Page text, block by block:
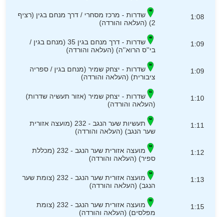
1:08
שדרות - מרכז מסחרי / דרך מנחם בגין (רציף
2) (העלאה והורדה)
1:09
שדרות - דרך מנחם בגין 35 (מנחם בגין /
בי''ס הרוא''ה) (העלאה והורדה)
1:09
שדרות - יצחק שמיר (מנחם בגין / ספריה
ציבורית) (העלאה והורדה)
1:10
שדרות - יצחק שמיר (אזור תעשיה שדרות)
(העלאה והורדה)
1:11
תעשיות שער הנגב - 232 (מועצה אזורית
שער הנגב) (העלאה והורדה)
1:12
מועצה אזורית שער הנגב - 232 (מכללת
ספיר) (העלאה והורדה)
1:13
מועצה אזורית שער הנגב - 232 (צומת שער
הנגב) (העלאה והורדה)
1:15
מועצה אזורית שער הנגב - 232 (צומת
מפלסים) (העלאה והורדה)